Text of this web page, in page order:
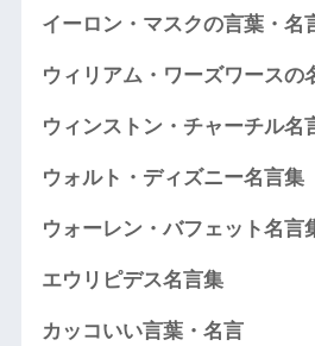
イーロン・マスクの言葉・名
ウィリアム・ワーズワースの
ウィンストン・チャーチル名
ウォルト・ディズニー名言集
ウォーレン・バフェット名言
エウリピデス名言集
カッコいい言葉・名言